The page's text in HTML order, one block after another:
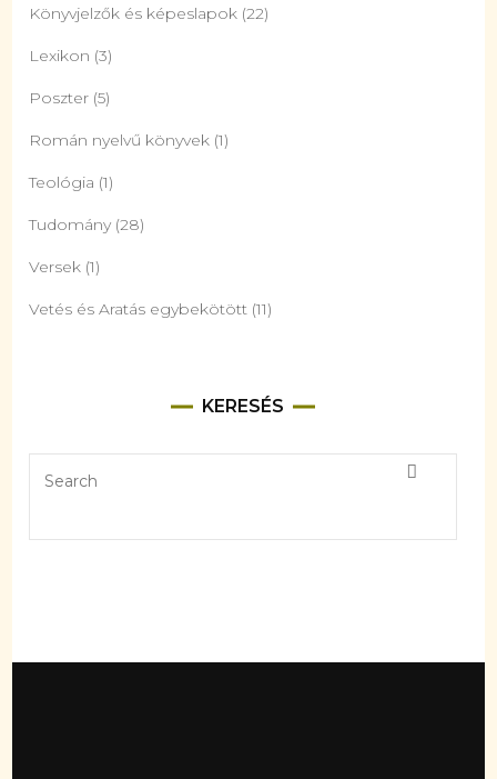
Könyvjelzők és képeslapok (22)
Lexikon (3)
Poszter (5)
Román nyelvű könyvek (1)
Teológia (1)
Tudomány (28)
Versek (1)
Vetés és Aratás egybekötött (11)
KERESÉS